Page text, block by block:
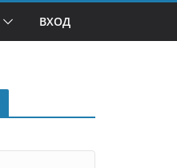
ВХОД